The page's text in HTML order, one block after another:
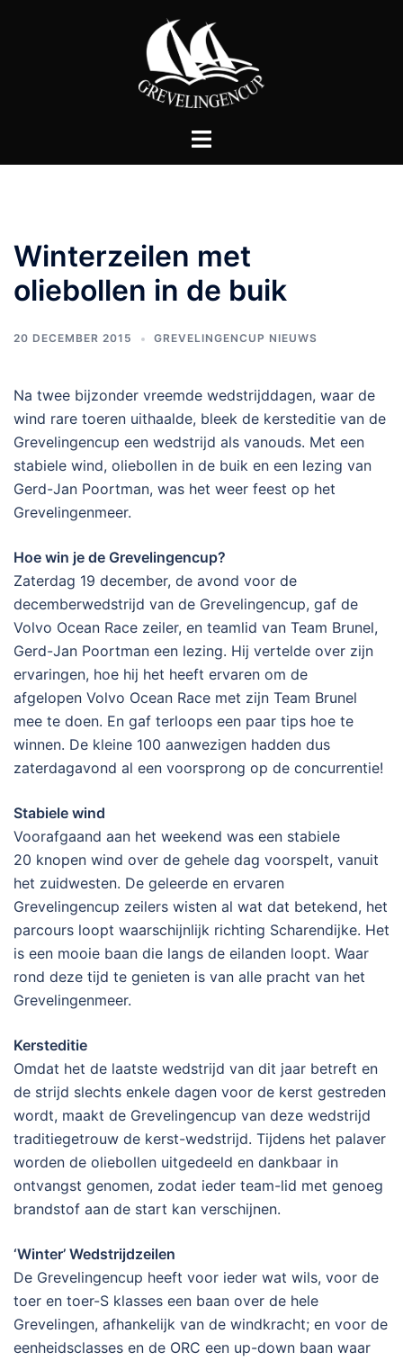
Toggle
Winterzeilen met
oliebollen in de buik
20 DECEMBER 2015 GREVELINGENCUP NIEUWS
Na twee bijzonder vreemde wedstrijddagen, waar de
wind rare toeren uithaalde, bleek de kersteditie van de
Grevelingencup een wedstrijd als vanouds. Met een
stabiele wind, oliebollen in de buik en een lezing van
Gerd-Jan Poortman, was het weer feest op het
Grevelingenmeer.
Hoe win je de Grevelingencup?
Zaterdag 19 december, de avond voor de
decemberwedstrijd van de Grevelingencup, gaf de
Volvo Ocean Race zeiler, en teamlid van Team Brunel,
Gerd-Jan Poortman een lezing. Hij vertelde over zijn
ervaringen, hoe hij het heeft ervaren om de
afgelopen Volvo Ocean Race met zijn Team Brunel
mee te doen. En gaf terloops een paar tips hoe te
winnen. De kleine 100 aanwezigen hadden dus
zaterdagavond al een voorsprong op de concurrentie!
Stabiele wind
Voorafgaand aan het weekend was een stabiele
20 knopen wind over de gehele dag voorspelt, vanuit
het zuidwesten. De geleerde en ervaren
Grevelingencup zeilers wisten al wat dat betekend, het
parcours loopt waarschijnlijk richting Scharendijke. Het
is een mooie baan die langs de eilanden loopt. Waar
rond deze tijd te genieten is van alle pracht van het
Grevelingenmeer.
Kersteditie
Omdat het de laatste wedstrijd van dit jaar betreft en
de strijd slechts enkele dagen voor de kerst gestreden
wordt, maakt de Grevelingencup van deze wedstrijd
traditiegetrouw de kerst-wedstrijd. Tijdens het palaver
worden de oliebollen uitgedeeld en dankbaar in
ontvangst genomen, zodat ieder team-lid met genoeg
brandstof aan de start kan verschijnen.
‘Winter’ Wedstrijdzeilen
De Grevelingencup heeft voor ieder wat wils, voor de
toer en toer-S klasses een baan over de hele
Grevelingen, afhankelijk van de windkracht; en voor de
eenheidsclasses en de ORC een up-down baan waar